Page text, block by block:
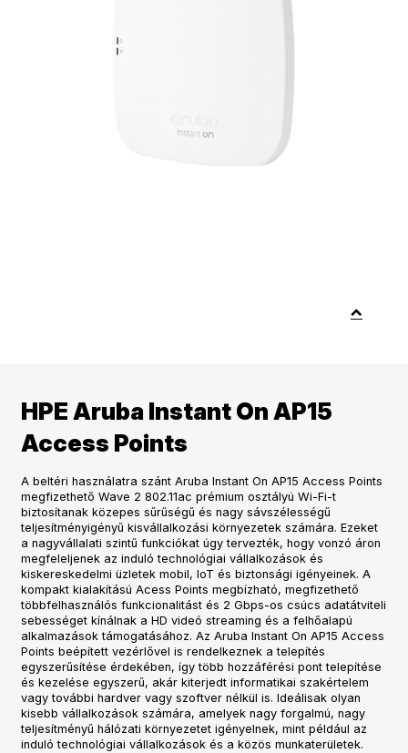
HPE Aruba Instant On AP15
Access Points
A beltéri használatra szánt Aruba Instant On AP15 Access Points
megfizethető Wave 2 802.11ac prémium osztályú Wi-Fi-t
biztosítanak közepes sűrűségű és nagy sávszélességű
teljesítményigényű kisvállalkozási környezetek számára. Ezeket
a nagyvállalati szintű funkciókat úgy tervezték, hogy vonzó áron
megfeleljenek az induló technológiai vállalkozások és
kiskereskedelmi üzletek mobil, IoT és biztonsági igényeinek. A
kompakt kialakítású Acess Points megbízható, megfizethető
többfelhasználós funkcionalitást és 2 Gbps-os csúcs adatátviteli
sebességet kínálnak a HD videó streaming és a felhőalapú
alkalmazások támogatásához. Az Aruba Instant On AP15 Access
Points beépített vezérlővel is rendelkeznek a telepítés
egyszerűsítése érdekében, így több hozzáférési pont telepítése
és kezelése egyszerű, akár kiterjedt informatikai szakértelem
vagy további hardver vagy szoftver nélkül is. Ideálisak olyan
kisebb vállalkozások számára, amelyek nagy forgalmú, nagy
teljesítményű hálózati környezetet igényelnek, mint például az
induló technológiai vállalkozások és a közös munkaterületek.